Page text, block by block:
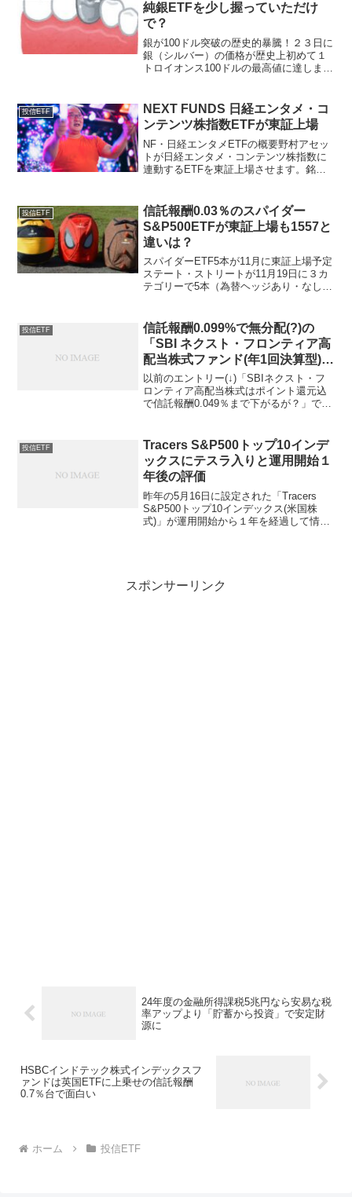
純銀ETFを少し握っていただけ
で？
銀が100ドル突破の歴史的暴騰！２３日に
銀（シルバー）の価格が歴史上初めて１
トロイオンス100ドルの最高値に達しまし
されていますが、ここまでの急上昇には
様々な要因があり...
投信ETF
NEXT FUNDS 日経エンタメ・コ
ンテンツ株指数ETFが東証上場
NF・日経エンタメETFの概要野村アセッ
トが日経エンタメ・コンテンツ株指数に
連動するETFを東証上場させます。銘柄
称 ：NF・日経エンタメETF銘柄コ
ード：58...
投信ETF
信託報酬0.03％のスパイダー
S&P500ETFが東証上場も1557と
違いは？
スパイダーETF5本が11月に東証上場予定
ステート・ストリートが11月19日に３カ
テゴリーで5本（為替ヘッジあり・なし）
書きます。遂に本家匹敵で信託報酬
0.03％のS...
投信ETF
信託報酬0.099%で無分配(?)の
「SBI ネクスト・フロンティア高
配当株式ファンド(年1回決算型)」
が登場
以前のエントリー(↓)「SBIネクスト・フ
ロンティア高配当株式はポイント還元込
で信託報酬0.049％まで下がるが？」で、
算型）」を紹介したのですが、その中で
「新...
投信ETF
Tracers S&P500トップ10インデ
ックスにテスラ入りと運用開始１
年後の評価
昨年の5月16日に設定された「Tracers
S&P500トップ10インデックス(米国株
式)」が運用開始から１年を経過して情報
スポンサーリンク
24年度の金融所得課税5兆円なら安易な税
率アップより「貯蓄から投資」で安定財
源に
HSBCインドテック株式インデックスフ
ァンドは英国ETFに上乗せの信託報酬
0.7％台で面白い
ホーム 投信ETF